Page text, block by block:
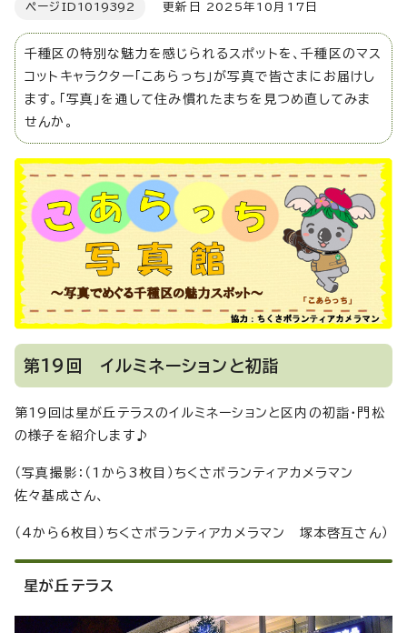
ページID 1019392 更新日 2025年10月17日
千種区の特別な魅力を感じられるスポットを、千種区のマス
コットキャラクター「こあらっち」が写真で皆さまにお届けし
ます。「写真」を通して住み慣れたまちを見つめ直してみま
せんか。
第19回 イルミネーションと初詣
第19回は星が丘テラスのイルミネーションと区内の初詣・門松
の様子を紹介します♪
（写真撮影：（1から3枚目）ちくさボランティアカメラマン
佐々基成さん、
（4から6枚目）ちくさボランティアカメラマン 塚本啓互さん）
星が丘テラス